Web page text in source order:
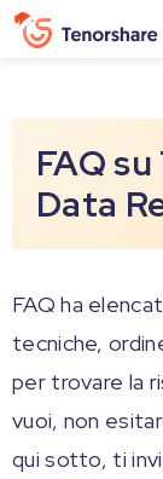
FAQ
Data
FAQ ha
tecniche,
per trovare la
vuoi, non
qui sotto, ti